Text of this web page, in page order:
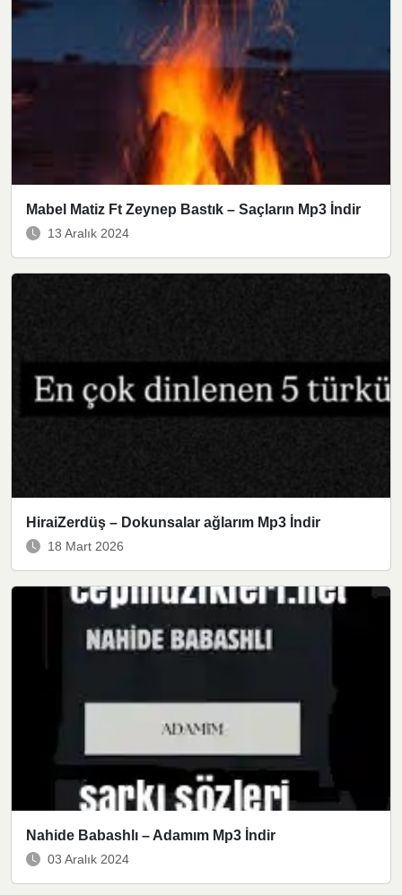
Mabel Matiz Ft Zeynep Bastık – Saçların Mp3 İndir
13 Aralık 2024
HiraiZerdüş – Dokunsalar ağlarım Mp3 İndir
18 Mart 2026
Nahide Babashlı – Adamım Mp3 İndir
03 Aralık 2024